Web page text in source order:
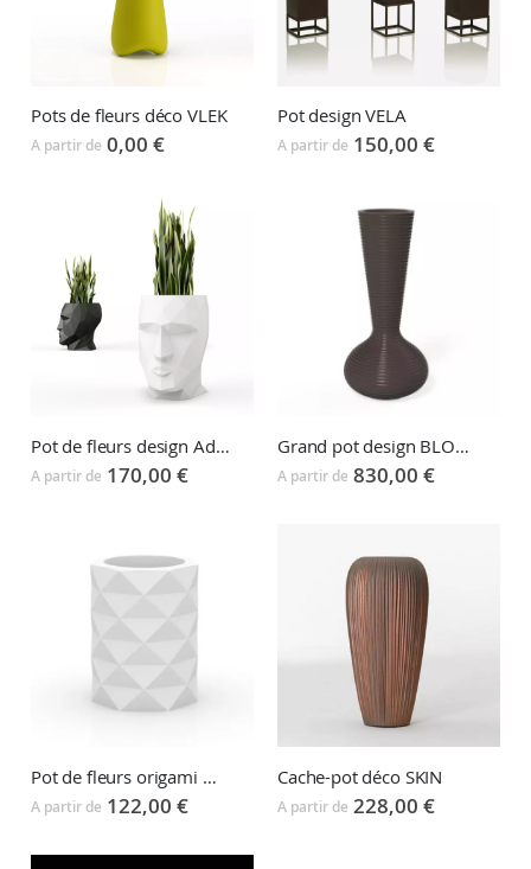
Pots de fleurs déco VLEK
A partir de 0,00 €
Pot design VELA
A partir de 150,00 €
Pot de fleurs design Adan
A partir de 170,00 €
Grand pot design BLOOM
A partir de 830,00 €
Pot de fleurs origami Marquis
A partir de 122,00 €
Cache-pot déco SKIN
A partir de 228,00 €